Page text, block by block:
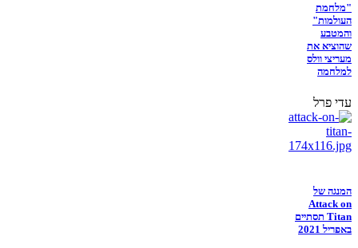
"מלחמת
העולמות"
והמטבע
שהוציא את
מעריצי וולס
למלחמה
עדי פרל
המנגה של
Attack on
Titan תסתיים
באפריל 2021